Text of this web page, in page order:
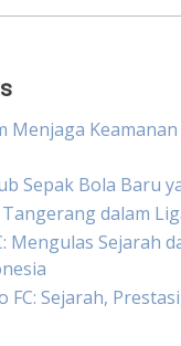
Menjaga
Sepak Bola Baru
dalam
Mengulas Sejarah
FC: Sejarah,